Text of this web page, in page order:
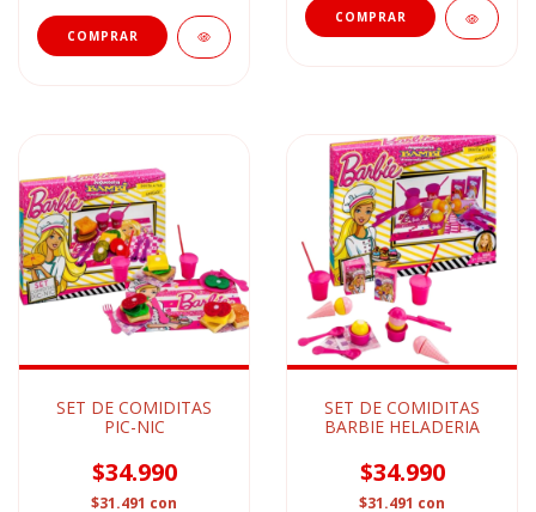
SET DE COMIDITAS
PIC-NIC
$34.990
$31.491 con
SET DE COMIDITAS
BARBIE HELADERIA
$34.990
$31.491 con